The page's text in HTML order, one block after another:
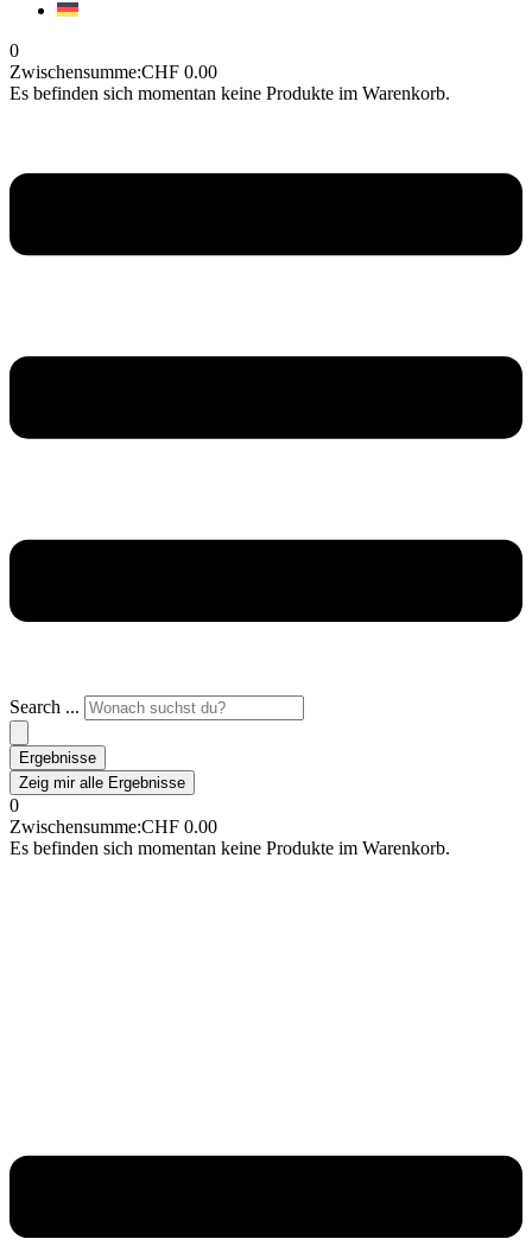
0
Zwischensumme:CHF 0.00
Es befinden sich momentan keine Produkte im Warenkorb.
Search ...
Ergebnisse
Zeig mir alle Ergebnisse
0
Zwischensumme:CHF 0.00
Es befinden sich momentan keine Produkte im Warenkorb.